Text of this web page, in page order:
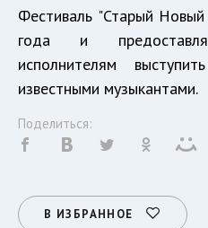
Фестиваль "Старый
года и
исполнителям
известными музыкантами.
Поделиться:
В ИЗБРАННОЕ